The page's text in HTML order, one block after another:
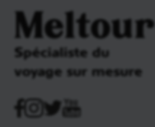
Meltour
Spécialiste du
voyage sur mesure